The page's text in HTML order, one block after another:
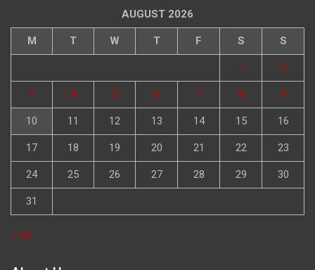
AUGUST 2026
M T W T F S S
1 2
3 4 5 6 7 8 9
10 11 12 13 14 15 16
17 18 19 20 21 22 23
24 25 26 27 28 29 30
31
« Jul